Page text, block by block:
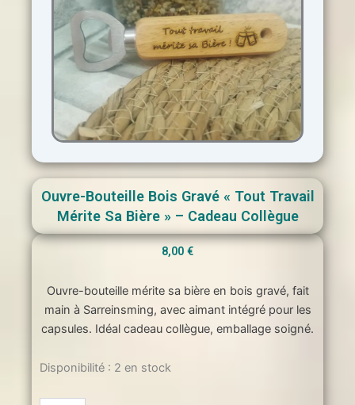
Ouvre-Bouteille Bois Gravé « Tout Travail
Mérite Sa Bière » – Cadeau Collègue
8,00 €
Ouvre-bouteille mérite sa bière en bois gravé, fait
main à Sarreinsming, avec aimant intégré pour les
capsules. Idéal cadeau collègue, emballage soigné.
Disponibilité : 2 en stock
quantité
Ouvre-